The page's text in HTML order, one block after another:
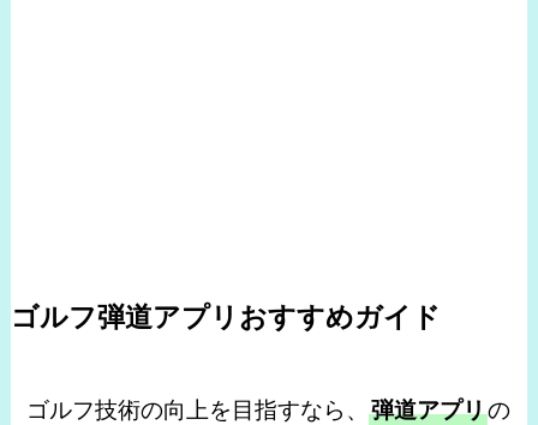
ゴルフ弾道アプリおすすめガイド
ゴルフ技術の向上を目指すなら、弾道アプリの